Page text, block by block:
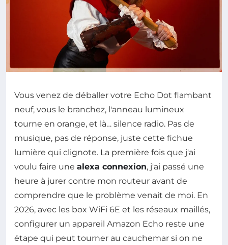
Vous venez de déballer votre Echo Dot flambant
neuf, vous le branchez, l'anneau lumineux
tourne en orange, et là… silence radio. Pas de
musique, pas de réponse, juste cette fichue
lumière qui clignote. La première fois que j'ai
voulu faire une alexa connexion, j'ai passé une
heure à jurer contre mon routeur avant de
comprendre que le problème venait de moi. En
2026, avec les box WiFi 6E et les réseaux maillés,
configurer un appareil Amazon Echo reste une
étape qui peut tourner au cauchemar si on ne